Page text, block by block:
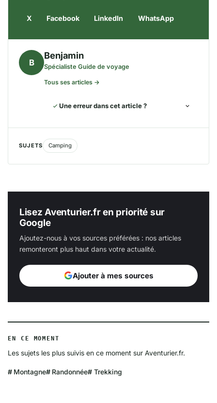
X Facebook LinkedIn WhatsApp
B
Benjamin
Spécialiste Guide de voyage
Tous ses articles →
Une erreur dans cet article ?
SUJETS Camping
Lisez Aventurier.fr en priorité sur
Google
Ajoutez-nous à vos sources préférées : nos articles
remonteront plus haut dans votre actualité.
Ajouter à mes sources
EN CE MOMENT
Les sujets les plus suivis en ce moment sur Aventurier.fr.
Montagne Randonnée Trekking